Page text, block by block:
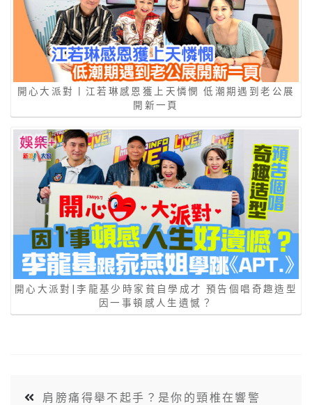
開心大派對丨江若琳感恩獲上天憐憫 低潮期遇到老公展
開新一頁
開心大派對|李龍基少時家貧自學成才 預告個唱奇趣造型
因一事頓感人生遺憾？
肩膀痛得舉不起手？是你的頸椎在響警